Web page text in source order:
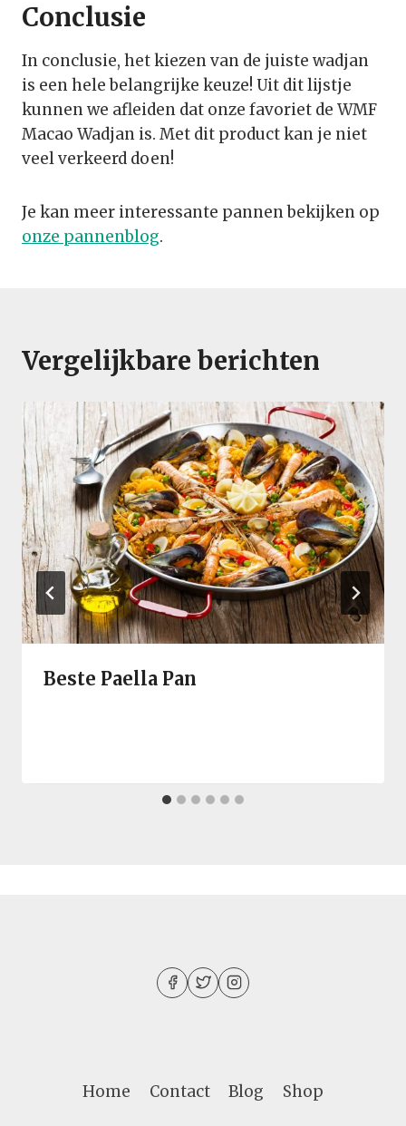
Conclusie
In conclusie, het kiezen van de juiste wadjan
is een hele belangrijke keuze! Uit dit lijstje
kunnen we afleiden dat onze favoriet de WMF
Macao Wadjan is. Met dit product kan je niet
veel verkeerd doen!
Je kan meer interessante pannen bekijken op
onze pannenblog.
Vergelijkbare berichten
Beste Paella Pan
Home Contact Blog Shop